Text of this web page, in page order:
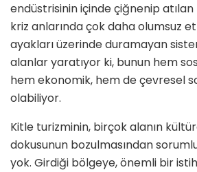
endüstrisinin içinde çiğnenip
kriz anlarında çok daha olumsuz
ayakları üzerinde dura­mayan
alanlar yaratıyor ki, bunun hem
hem ekonomik, hem de çevresel
olabiliyor.
Kitle turizminin, birçok alanın
dokusunun bozulmasından
yok. Girdiği bölgeye, önemli bir